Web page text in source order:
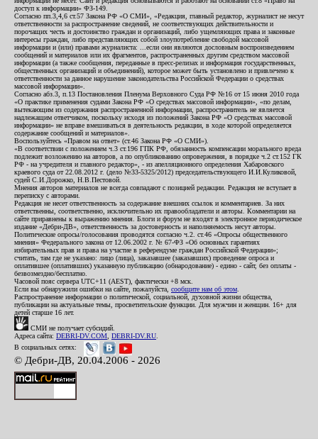
доступ к информации» ФЗ-149.
Согласно пп.3,4,6 ст.57 Закона РФ «О СМИ», «Редакция, главный редактор, журналист не несут
ответственности за распространение сведений, не соответствующих действительности и
порочащих честь и достоинство граждан и организаций, либо ущемляющих права и законные
интересы граждан, либо представляющих собой злоупотребление свободой массовой
информации и (или) правами журналиста: ...если они являются дословным воспроизведением
сообщений и материалов или их фрагментов, распространенных другим средством массовой
информации (а также сообщения, переданные в пресс-релизах и информация государственных,
общественных организаций и объединений), которое может быть установлено и привлечено к
ответственности за данное нарушение законодательства Российской Федерации о средствах
массовой информации».
Согласно абз.3, п.13 Постановления Пленума Верховного Суда РФ №16 от 15 июня 2010 года
«О практике применения судами Закона РФ «О средствах массовой информации», «по делам,
вытекающим из содержания распространенной информации, распространитель не является
надлежащим ответчиком, поскольку исходя из положений Закона РФ «О средствах массовой
информации» не вправе вмешиваться в деятельность редакции, в ходе которой определяется
содержание сообщений и материалов».
Воспользуйтесь «Правом на ответ» (ст.46 Закона РФ «О СМИ»).
«В соответствии с положением ч.3 ст.196 ГПК РФ, обязанность компенсации морального вреда
подлежит возложению на авторов, а по опубликованию опровержения, в порядке ч.2 ст.152 ГК
РФ - на учредителя и главного редактор», - из апелляционного определения Хабаровского
краевого суда от 22.08.2012 г. (дело №33-5325/2012) председательствующего И.И.Куликовой,
судей С.И.Дорожко, Н.В.Пестовой.
Мнения авторов материалов не всегда совпадают с позицией редакции. Редакция не вступает в
переписку с авторами.
Редакция не несет ответственность за содержание внешних ссылок и комментариев. За них
ответственны, соответственно, исключительно их правообладатели и авторы. Комментарии на
сайте приравнены к выражению мнения. Блоги и форум не входят в электронное периодическое
издание «Дебри-ДВ», ответственность за достоверность и наполняемость несут авторы.
Политические опросы/голосования проводятся согласно ч.2. ст.46 «Опросы общественного
мнения» Федерального закона от 12.06.2002 г. № 67-ФЗ «Об основных гарантиях
избирательных прав и права на участие в референдуме граждан Российской Федерации»;
считать, там где не указано: лицо (лица), заказавшее (заказавших) проведение опроса и
оплатившее (оплативших) указанную публикацию (обнародование) - едино - сайт, без оплаты -
безвозмездно/бесплатно.
Часовой пояс сервера UTC+11 (AEST), фактически +8 мск.
Если вы обнаружили ошибки на сайте, пожалуйста, сообщите нам об этом
Распространение информации о политической, социальной, духовной жизни общества,
публикации на актуальные темы, просветительские функции. Для мужчин и женщин. 16+ для
детей старше 16 лет.
СМИ не получает субсидий.
Адреса сайта: DEBRI-DV.COM DEBRI-DV.RU
В социальных сетях:
© Дебри-ДВ, 20.04.2006 - 2026